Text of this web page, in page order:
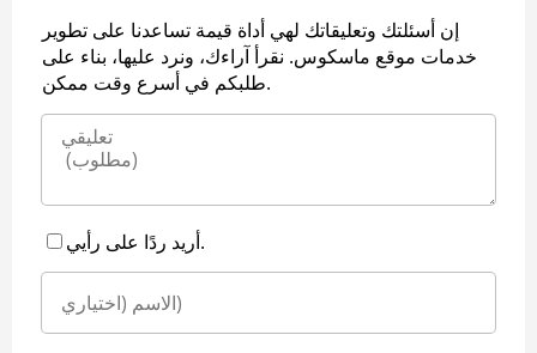
إن أسئلتك وتعليقاتك لهي أداة قيمة تساعدنا على تطوير
خدمات موقع ماسكوس. نقرأ آراءك، ونرد عليها، بناء على
طلبكم في أسرع وقت ممكن.
أريد ردًا على رأيي.